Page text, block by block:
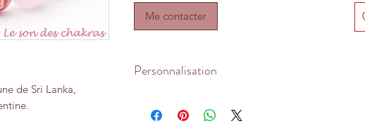
de Sri Lanka,
Me contacter
Personnalisation
Pour le personnaliser merci de me contacter. Les